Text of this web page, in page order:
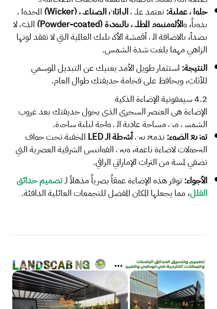
حلول عملية: نعتمد علىالراتان الصناعي (Wicker)
المجدول
يدوياً، والألومنيوم المطلي بالبودرة (Powder-coated)
الذي لا
يصدأ، بالإضافة إلى أقمشة الأكريليك العالمية التي لا تفقد لونها
الزاهي مهما بلغت شدة الشمس.
النتيجة: استثمار طويل الأمد يغنيك عن التبديل الموسمي
للأثاث، ويحافظ على فخامة حديقتك طوال العام.
4.2 سيمفونية الإضاءة الذكية
الإضاءة هي العنصر السحري الذي يحول حديقتك بعد غروب
الشمس من مساحة عادية إلى واحة ليلية ساحرة.
توزيع الضوء: ندمج بينأشرطة الـ LED
المخفية تحت حواف
البرجولات لإضاءة ناعمة، وبين الفوانيس الشرقية العصرية التي
تضفي لمسة من التراث الإماراتي الراقي.
الأجواء:توفر هذه الإضاءة عمقاً بصرياً مذهلاً لـتصميم حدائق
الفلل، مما يجعلها المكان المفضل للتجمعات العائلية الدافئة.